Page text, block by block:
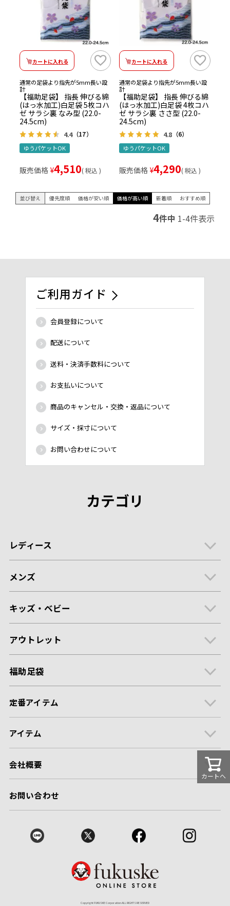
カートに入れる
通常の足袋より指先が5mm長い設
計
【福助足袋】 指長 伸びる綿
(はっ水加工)白足袋 5枚コハ
ゼ サラシ裏 なみ型 (22.0-
24.5cm)
4.4（17）
ゆうパケットOK
販売価格 ¥4,510 税込
カートに入れる
通常の足袋より指先が5mm長い設
計
【福助足袋】 指長 伸びる綿
(はっ水加工)白足袋 4枚コハ
ゼ サラシ裏 ささ型 (22.0-
24.5cm)
4.8 （6）
ゆうパケットOK
販売価格 ¥4,290 税込
並び替え 優先度順 価格が安い順 価格が高い順 新着順 おすすめ順
4件中 1-4件表示
カートへ
ご利用ガイド
会員登録について
配送について
送料・決済手数料について
お支払いについて
商品のキャンセル・交換・返品について
サイズ・採寸について
お問い合わせについて
カテゴリ
レディース
メンズ
キッズ・ベビー
アウトレット
福助足袋
定番アイテム
アイテム
会社概要
お問い合わせ
Copyright FUKUSKE Corporation ALL RIGHTS RESERVED